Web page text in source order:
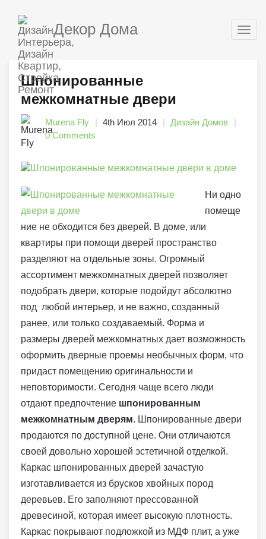
Декор Дома
Шпонированные
межкомнатные двери
Murena Fly 4th Июл 2014
Дизайн Домов
0 Comments
Ни одно
помеще
ние не обходится без дверей. В доме, или
квартиры при помощи дверей пространство
разделяют на отдельные зоны. Огромный
ассортимент межкомнатных дверей позволяет
подобрать двери, которые подойдут абсолютно
под любой интерьер, и не важно, созданный
ранее, или только создаваемый. Форма и
размеры дверей межкомнатных дает возможность
оформить дверные проемы необычных форм, что
придаст помещению оригинальности и
неповторимости. Сегодня чаще всего люди
отдают предпочтение шпонированным
межкомнатным дверям. Шпонированные двери
продаются по доступной цене. Они отличаются
своей довольно хорошей эстетичной отделкой.
Каркас шпонированных дверей зачастую
изготавливается из брусков хвойных пород
деревьев. Его заполняют прессованной
древесиной, которая имеет высокую плотность.
Каркас покрывают подложкой из МДФ плит, а уже